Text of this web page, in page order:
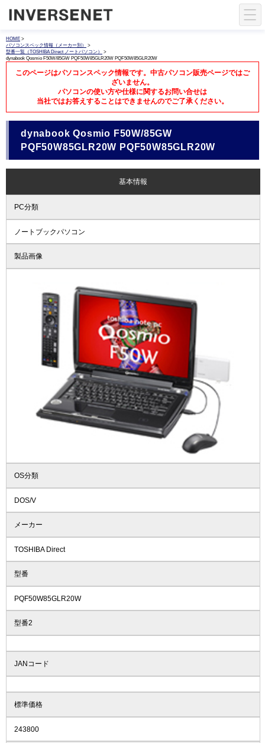
HOME >
パソコンスペック情報（メーカー別）
>
型番一覧（TOSHIBA Direct ノートパソコン）
>
dynabook Qosmio F50W/85GW PQF50W85GLR20W PQF50W85GLR20W
このページはパソコンスペック情報です。中古パソコン販売ページではご
ざいません。
パソコンの使い方や仕様に関するお問い合せは
当社ではお答えすることはできませんのでご了承ください。
dynabook Qosmio F50W/85GW
PQF50W85GLR20W PQF50W85GLR20W
基本情報
PC分類
ノートブックパソコン
製品画像
OS分類
DOS/V
メーカー
TOSHIBA Direct
型番
PQF50W85GLR20W
型番2
JANコード
標準価格
243800